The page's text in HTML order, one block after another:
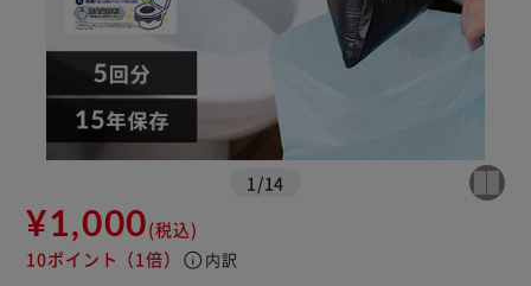
1 /14
¥1,000(税込)
10ポイント （1倍） info 内訳
※ご確認ください
カートに入れる